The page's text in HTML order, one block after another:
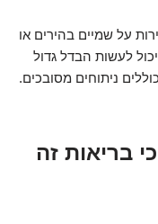
על שמיים בהירים או
לעשות הבדל גדול
ניתוחים מסובכים.
בריאות זה